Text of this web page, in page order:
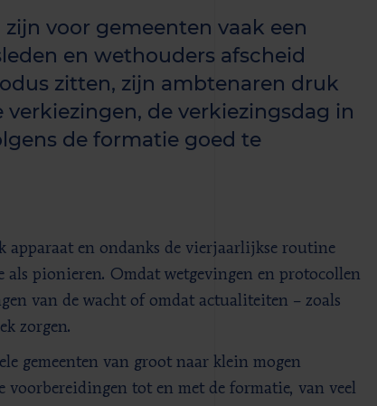
voor gemeenten vaak een
en wethouders afscheid
zitten, zijn ambtenaren druk
de verkiezingsdag in
de formatie goed te
apparaat en ondanks de vierjaarlijkse routine
als pionieren. Omdat wetgevingen en protocollen
van de wacht of omdat actualiteiten – zoals
zorgen.
gemeenten van groot naar klein mogen
voorbereidingen tot en met de formatie, van veel